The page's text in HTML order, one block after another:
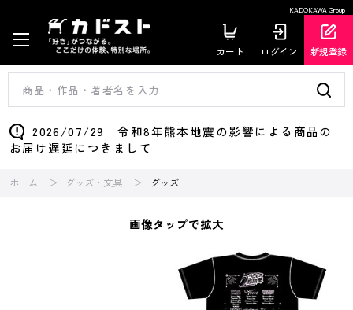
KADOKAWA Group
カート ログイン 新規登録
2026/07/29 令和8年熊本地震の影響による商品の
お届け遅延につきまして
ホーム グッズ・文具 グッズ
画像タップで拡大